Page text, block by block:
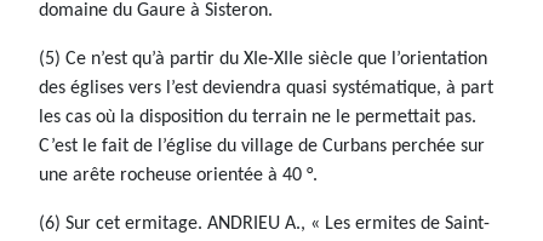
domaine du Gaure à Sisteron.
(5) Ce n’est qu’à partir du XIe-XIIe siècle que l’orientation
des églises vers l’est deviendra quasi systématique, à part
les cas où la disposition du terrain ne le permettait pas.
C’est le fait de l’église du village de Curbans perchée sur
une arête rocheuse orientée à 40 °.
(6) Sur cet ermitage. ANDRIEU A., « Les ermites de Saint-